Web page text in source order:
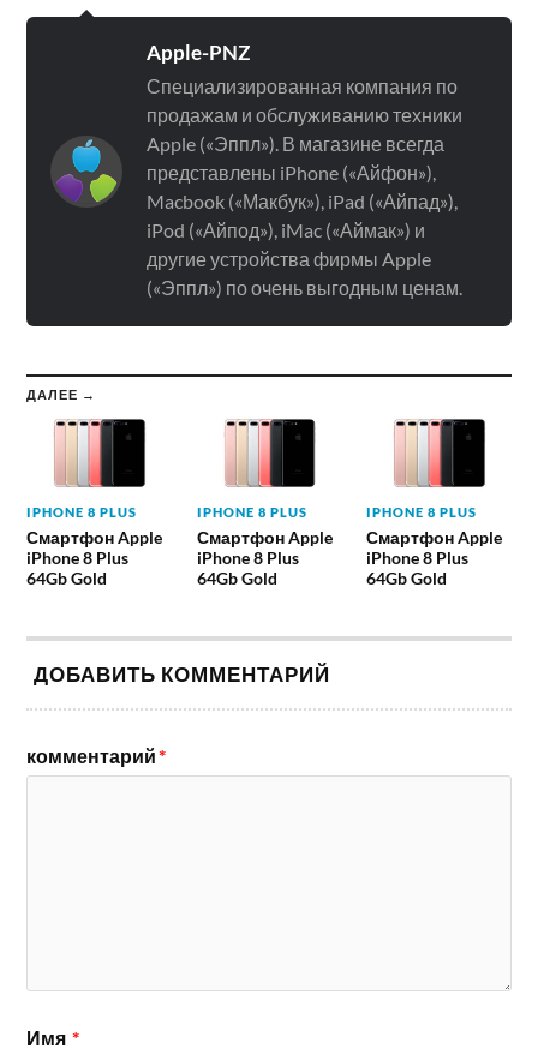
Apple-PNZ
Специализированная компания по
продажам и обслуживанию техники
Apple («Эппл»). В магазине всегда
представлены iPhone («Айфон»),
Macbook («Макбук»), iPad («Айпад»),
iPod («Айпод»), iMac («Аймак») и
другие устройства фирмы Apple
(«Эппл») по очень выгодным ценам.
ДАЛЕЕ →
IPHONE 8 PLUS
Смартфон Apple
iPhone 8 Plus
64Gb Gold
IPHONE 8 PLUS
Смартфон Apple
iPhone 8 Plus
64Gb Gold
IPHONE 8 PLUS
Смартфон Apple
iPhone 8 Plus
64Gb Gold
ДОБАВИТЬ КОММЕНТАРИЙ
комментарий*
Имя *